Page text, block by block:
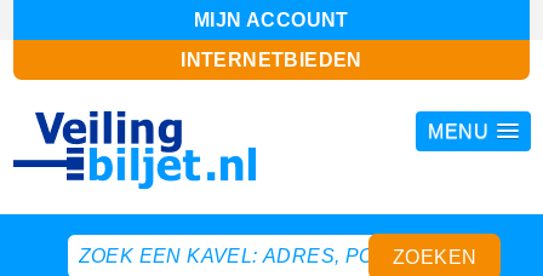
MENU
MIJN ACCOUNT
INTERNETBIEDEN